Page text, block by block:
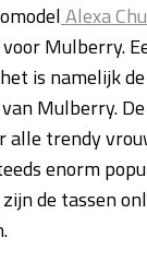
Alexa
Mulberry.
is namelijk de
Mulberry.
alle trendy
enorm
de tassen